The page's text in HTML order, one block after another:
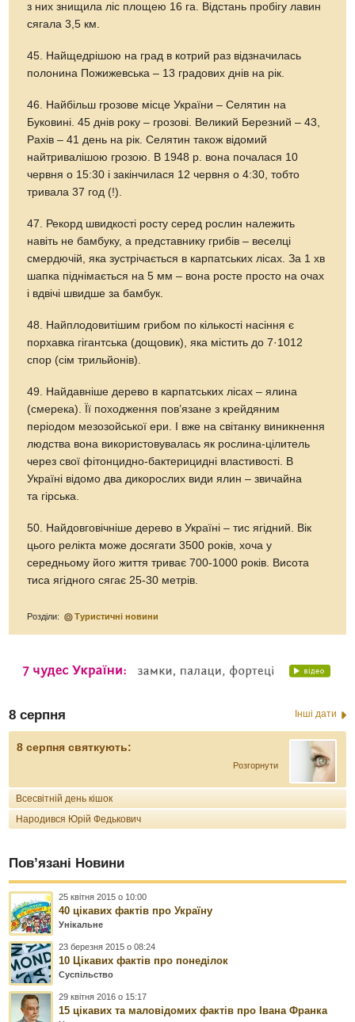
з них знищила ліс площею 16 га. Відстань пробігу лавин
сягала 3,5 км.
45. Найщедрішою на град в котрий раз відзначилась
полонина Пожижевська – 13 градових днів на рік.
46. Найбільш грозове місце України – Селятин на
Буковині. 45 днів року – грозові. Великий Березний – 43,
Рахів – 41 день на рік. Селятин також відомий
найтривалішою грозою. В 1948 р. вона почалася 10
червня о 15:30 і закінчилася 12 червня о 4:30, тобто
тривала 37 год (!).
47. Рекорд швидкості росту серед рослин належить
навіть не бамбуку, а представнику грибів – веселці
смердючій, яка зустрічається в карпатських лісах. За 1 хв
шапка піднімається на 5 мм – вона росте просто на очах
і вдвічі швидше за бамбук.
48. Найплодовитішим грибом по кількості насіння є
порхавка гігантська (дощовик), яка містить до 7·1012
спор (сім трильйонів).
49. Найдавніше дерево в карпатських лісах – ялина
(смерека). Її походження пов’язане з крейдяним
періодом мезозойської ери. І вже на світанку виникнення
людства вона використовувалась як рослина-цілитель
через свої фітонцидно-бактерицидні властивості. В
Україні відомо два дикорослих види ялин – звичайна
та гірська.
50. Найдовговічніше дерево в Україні – тис ягідний. Вік
цього релікта може досягати 3500 років, хоча у
середньому його життя триває 700-1000 років. Висота
тиса ягідного сягає 25-30 метрів.
Розділи: Туристичні новини
8 серпня Інші дати
8 серпня святкують:
Розгорнути
Всесвітній день кішок
Народився Юрій Федькович
Пов’язані Новини
25 квітня 2015 о 10:00
40 цікавих фактів про Україну
Унікальне
23 березня 2015 о 08:24
10 Цікавих фактів про понеділок
Суспільство
29 квітня 2016 о 15:17
15 цікавих та маловідомих фактів про Івана Франка